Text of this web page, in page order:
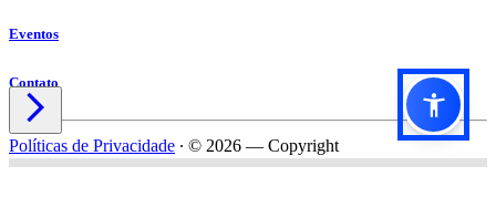
Eventos
Contato

Políticas de Privacidade ∙ © 2026 — Copyright